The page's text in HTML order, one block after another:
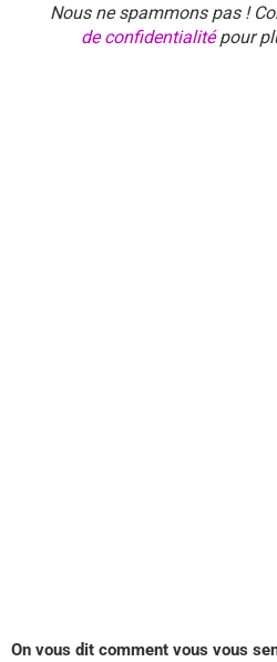
Nous ne spammons pas !
de confidentialitépour
On vous dit comment vous vous